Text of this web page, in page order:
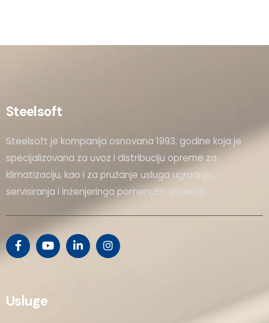
Steelsoft
Steelsoft je kompanija osnovana 1993. godine koja je
specijalizovana za uvoz i distribuciju opreme za
klimatizaciju, kao i za pružanje usluga ugradnje,
servisiranja i inženjeringa pomenutih sistema.
Usluge